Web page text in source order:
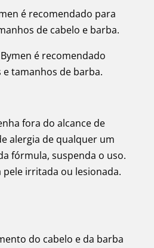
é recomendado para
de cabelo e barba.
é recomendado
tamanhos de barba.
fora do alcance de
alergia de qualquer um
fórmula, suspenda o uso.
pele irritada ou lesionada.
do cabelo e da barba